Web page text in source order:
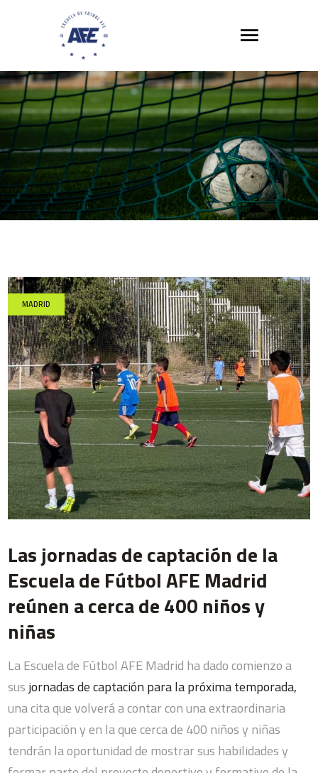
MADRID
Las jornadas de captación de la
Escuela de Fútbol AFE Madrid
reúnen a cerca de 400 niños y
niñas
La Escuela de Fútbol AFE Madrid ha dado comienzo a
sus jornadas de captación para la próxima temporada,
una cita que volverá a contar con una extraordinaria
participación y en la que cerca de 400 niños y niñas
tendrán la oportunidad de mostrar sus habilidades y